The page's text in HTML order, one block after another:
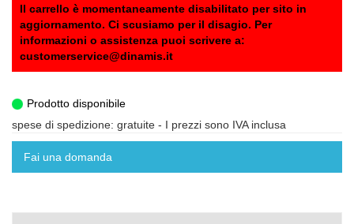
Il carrello è momentaneamente disabilitato per sito in
aggiornamento. Ci scusiamo per il disagio. Per
informazioni o assistenza puoi scrivere a:
customerservice@dinamis.it
Prodotto disponibile
spese di spedizione: gratuite - I prezzi sono IVA inclusa
Fai una domanda